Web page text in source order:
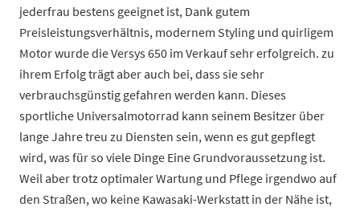
jederfrau bestens geeignet ist, Dank gutem
Preisleistungsverhältnis, modernem Styling und quirligem
Motor wurde die Versys 650 im Verkauf sehr erfolgreich. zu
ihrem Erfolg trägt aber auch bei, dass sie sehr
verbrauchsgünstig gefahren werden kann. Dieses
sportliche Universalmotorrad kann seinem Besitzer über
lange Jahre treu zu Diensten sein, wenn es gut gepflegt
wird, was für so viele Dinge Eine Grundvoraussetzung ist.
Weil aber trotz optimaler Wartung und Pflege irgendwo auf
den Straßen, wo keine Kawasaki-Werkstatt in der Nähe ist,